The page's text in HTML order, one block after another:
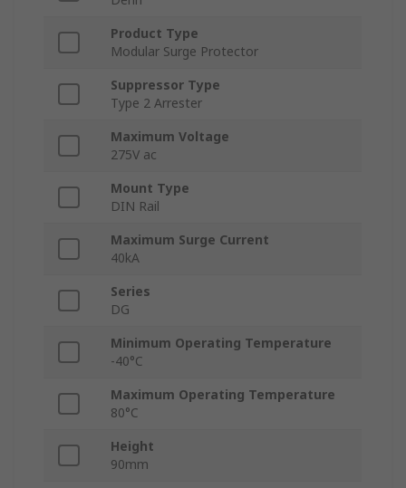
Product Type
Modular Surge Protector
Suppressor Type
Type 2 Arrester
Maximum Voltage
275V ac
Mount Type
DIN Rail
Maximum Surge Current
40kA
Series
DG
Minimum Operating Temperature
-40°C
Maximum Operating Temperature
80°C
Height
90mm